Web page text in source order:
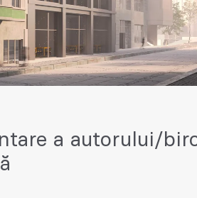
a autorului/